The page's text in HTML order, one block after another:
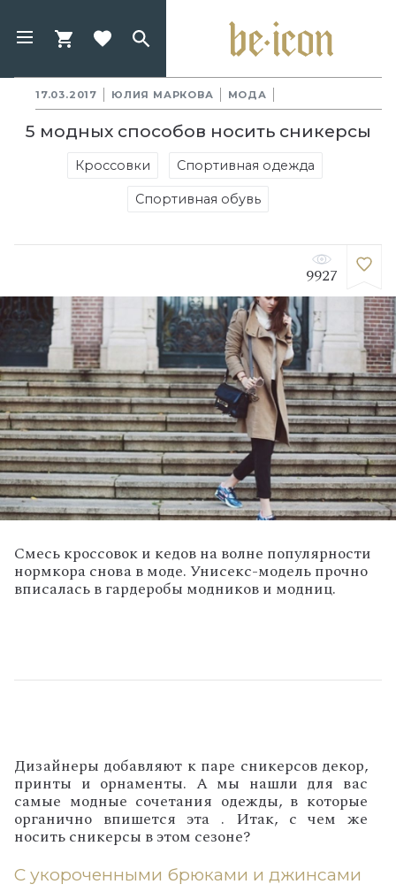
17.03.2017 ЮЛИЯ МАРКОВА МОДА
5 модных способов носить сникерсы
Кроссовки Спортивная одежда
Спортивная обувь
9927
Смесь кроссовок и кедов на волне популярности
нормкора снова в моде. Унисекс-модель прочно
вписалась в гардеробы модников и модниц.
Дизайнеры добавляют к паре сникерсов декор,
принты и орнаменты. А мы нашли для вас
самые модные сочетания одежды, в которые
органично впишется эта . Итак, с чем же
носить сникерсы в этом сезоне?
С укороченными брюками и джинсами